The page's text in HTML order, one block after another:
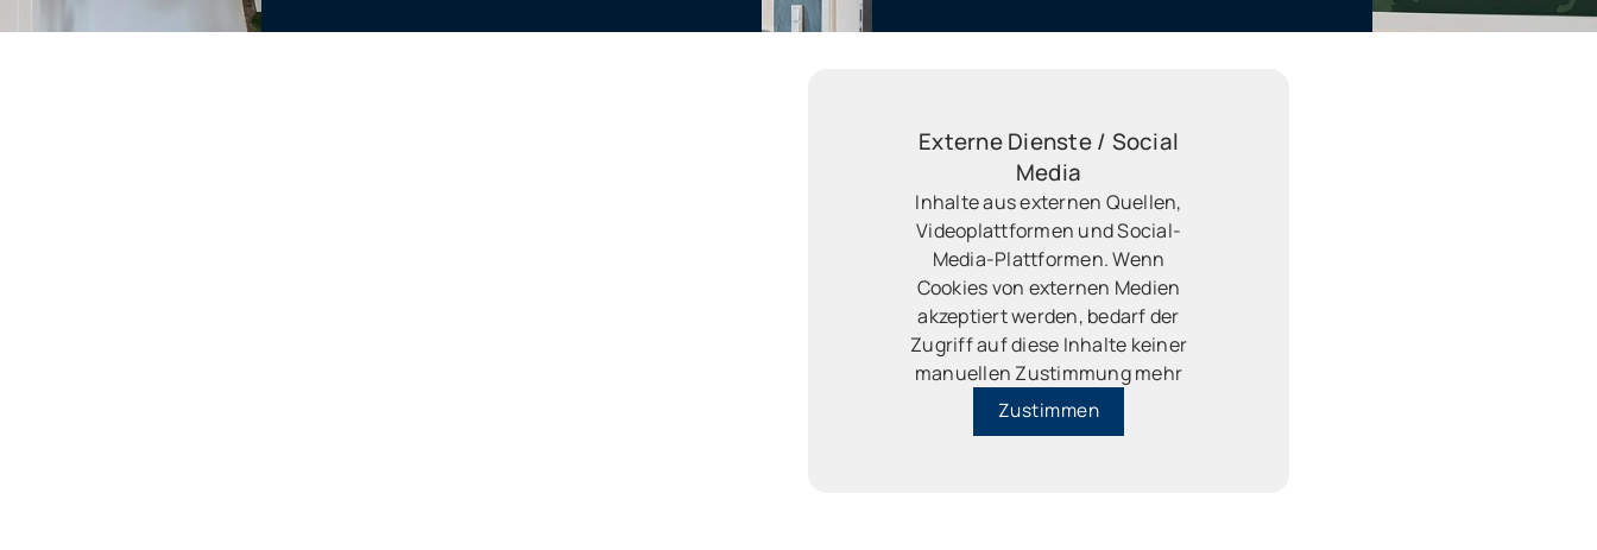
Externe Dienste / Social
Media
Inhalte aus externen Quellen,
Videoplattformen und Social-
Media-Plattformen. Wenn
Cookies von externen Medien
akzeptiert werden, bedarf der
Zugriff auf diese Inhalte keiner
manuellen Zustimmung mehr
Zustimmen